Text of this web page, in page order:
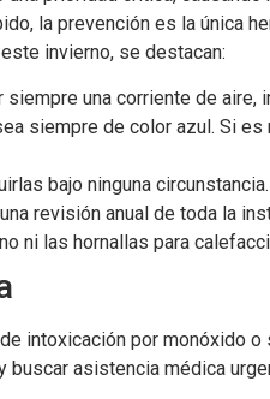
la prevención es la única
invierno, se destacan:
siempre una corriente de aire,
siempre de color azul. Si
bajo ninguna circunstancia.
revisión anual de toda la
ni las hornallas para
intoxicación por monóxido
buscar asistencia médica